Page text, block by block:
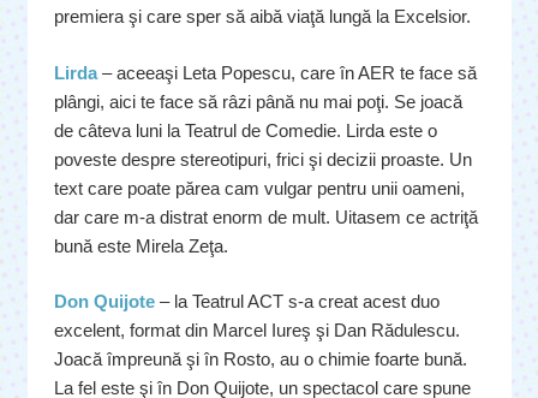
premiera şi care sper să aibă viaţă lungă la Excelsior.
Lirda– aceeaşi Leta Popescu, care în AER te face să
plângi, aici te face să râzi până nu mai poţi. Se joacă
de câteva luni la Teatrul de Comedie. Lirda este o
poveste despre stereotipuri, frici şi decizii proaste. Un
text care poate părea cam vulgar pentru unii oameni,
dar care m-a distrat enorm de mult. Uitasem ce actriţă
bună este Mirela Zeţa.
Don Quijote – la Teatrul ACT s-a creat acest duo
excelent, format din Marcel Iureş şi Dan Rădulescu.
Joacă împreună şi în Rosto, au o chimie foarte bună.
La fel este şi în Don Quijote, un spectacol care spune